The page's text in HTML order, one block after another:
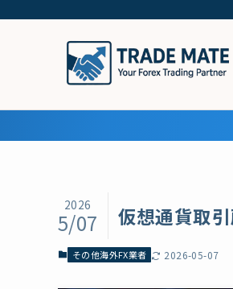
仮想通貨取
2026
5/07
その他海外FX業者 2026-05-07